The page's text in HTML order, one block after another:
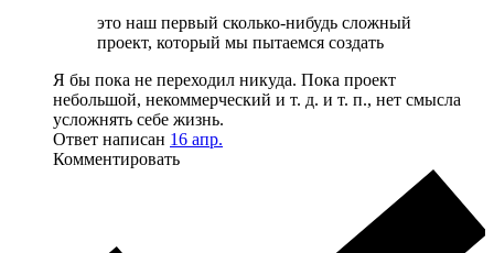
это наш первый сколько-нибудь сложный
проект, который мы пытаемся создать
Я бы пока не переходил никуда. Пока проект
небольшой, некоммерческий и т. д. и т. п., нет смысла
усложнять себе жизнь.
Ответ написан 16 апр.
Комментировать